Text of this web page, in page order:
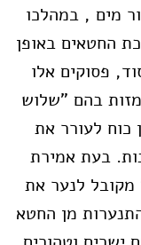
מים , במהלכו
החטאים באופן
פסוקים אלו
בהם "שלוש
לעורר את
בעת אמירת
לנער את
מן החטא